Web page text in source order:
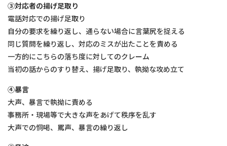
③対応者の揚げ⾜取り
電話対応での揚げ⾜取り
⾃分の要求を繰り返し、通らない場合に⾔葉尻を捉える
同じ質問を繰り返し、対応のミスが出たことを責める
⼀⽅的にこちらの落ち度に対してのクレーム
当初の話からのすり替え、揚げ⾜取り、執拗な攻め⽴て
④暴⾔
⼤声、暴⾔で執拗に責める
事務所・現場等で⼤きな声をあげて秩序を乱す
⼤声での恫喝、罵声、暴⾔の繰り返し